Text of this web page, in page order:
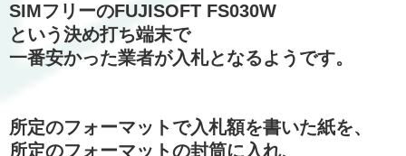
SIMフリーのFUJISOFT FS030W
という決め打ち端末で
一番安かった業者が入札となるようです。
所定のフォーマットで入札額を書いた紙を、
所定のフォーマットの封筒に入れ、